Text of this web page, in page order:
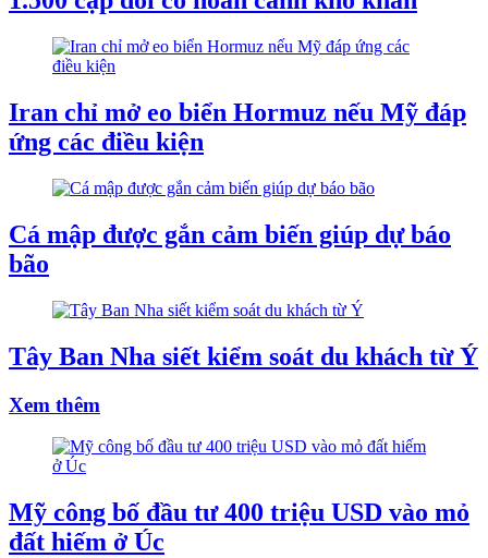
Iran chỉ mở eo biển Hormuz nếu Mỹ đáp
ứng các điều kiện
Cá mập được gắn cảm biến giúp dự báo
bão
Tây Ban Nha siết kiểm soát du khách từ Ý
Xem thêm
Mỹ công bố đầu tư 400 triệu USD vào mỏ
đất hiếm ở Úc